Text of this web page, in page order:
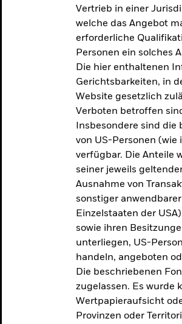
TRENDS & IDEEN
Entdecken Sie unsere
makroökonomischen
Einschätzungen und
Aktuelle Einschätzungen
Vertrieb in einer
welche das Angebot
erforderliche
Personen ein solches
Die hier enthaltenen
Gerichtsbarkeiten, in
Website gesetzlich
Verboten betroffen
Insbesondere sind
von US-Personen
verfügbar. Die Anteile
seiner jeweils
Ausnahme von
sonstiger
Einzelstaaten der
sowie ihren
unterliegen, US-
handeln, angeboten
Die beschriebenen
zugelassen. Es wurde
Wertpapieraufsicht
Provinzen oder